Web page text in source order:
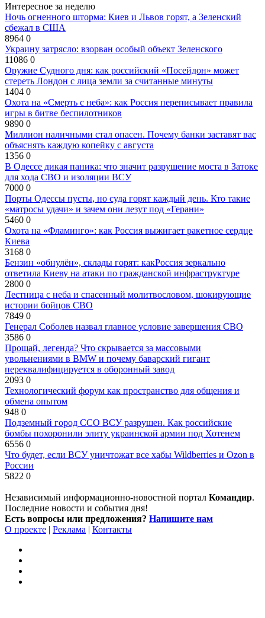
Интересное за неделю
Ночь огненного шторма: Киев и Львов горят, а Зеленский
сбежал в США
8964 0
Украину затрясло: взорван особый объект Зеленского
11086 0
Оружие Судного дня: как российский «Посейдон» может
стереть Лондон с лица земли за считанные минуты
1404 0
Охота на «Смерть с неба»: как Россия переписывает правила
игры в битве беспилотников
9890 0
Миллион наличными стал опасен. Почему банки заставят вас
объяснять каждую копейку с августа
1356 0
В Одессе дикая паника: что значит разрушение моста в Затоке
для хода СВО и изоляции ВСУ
7000 0
Порты Одессы пусты, но суда горят каждый день. Кто такие
«матросы удачи» и зачем они лезут под «Герани»
5460 0
Охота на «Фламинго»: как Россия выжигает ракетное сердце
Киева
3168 0
Бензин «обнулён», склады горят: какРоссия зеркально
ответила Киеву на атаки по гражданской инфраструктуре
2800 0
Лестница с неба и спасенный молитвословом, шокирующие
истории бойцов СВО
7849 0
Генерал Соболев назвал главное условие завершения СВО
3586 0
Прощай, легенда? Что скрывается за массовыми
увольнениями в BMW и почему баварский гигант
переквалифицируется в оборонный завод
2093 0
Технологический форум как пространство для общения и
обмена опытом
948 0
Подземный город ССО ВСУ разрушен. Как российские
бомбы похоронили элиту украинской армии под Хотенем
6556 0
Что будет, если ВСУ уничтожат все хабы Wildberries и Ozon в
России
5822 0
Независимый информационно-новостной портал Командир.
Последние новости и события дня!
Есть вопросы или предложения? Напишите нам
О проекте | Реклама | Контакты